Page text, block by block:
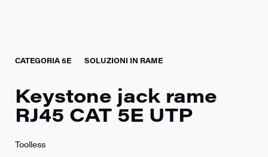
CATEGORIA 5E SOLUZIONI IN RAME
Keystone jack rame
RJ45 CAT 5E UTP
Toolless